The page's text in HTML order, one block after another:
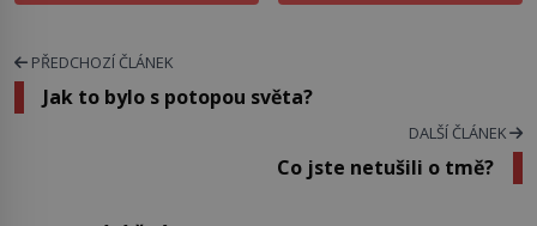
PŘEDCHOZÍ ČLÁNEK
Jak to bylo s potopou světa?
DALŠÍ ČLÁNEK
Co jste netušili o tmě?